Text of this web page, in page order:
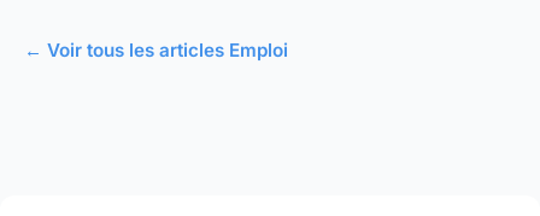
← Voir tous les articles Emploi